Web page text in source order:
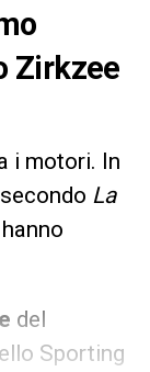
Zirkzee
i motori. In
La
del
Sporting